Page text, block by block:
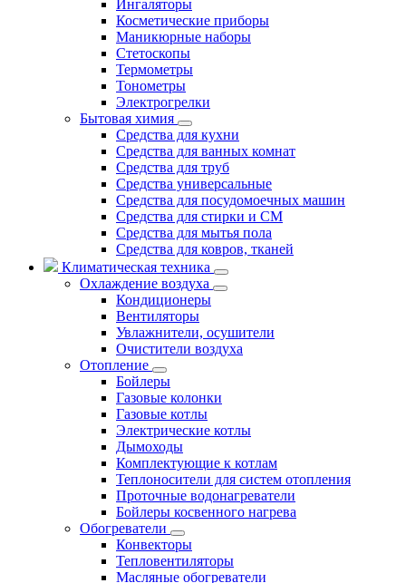
Ингаляторы
Косметические приборы
Маникюрные наборы
Стетоскопы
Термометры
Тонометры
Электрогрелки
Бытовая химия
Средства для кухни
Средства для ванных комнат
Средства для труб
Средства универсальные
Средства для посудомоечных машин
Средства для стирки и СМ
Средства для мытья пола
Средства для ковров, тканей
Климатическая техника
Охлаждение воздуха
Кондиционеры
Вентиляторы
Увлажнители, осушители
Очистители воздуха
Отопление
Бойлеры
Газовые колонки
Газовые котлы
Электрические котлы
Дымоходы
Комплектующие к котлам
Теплоносители для систем отопления
Проточные водонагреватели
Бойлеры косвенного нагрева
Обогреватели
Конвекторы
Тепловентиляторы
Масляные обогреватели